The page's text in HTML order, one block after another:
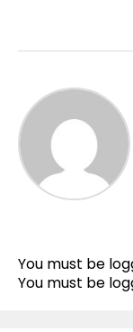
You must be
You must be